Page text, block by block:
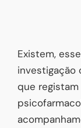
Existem,
investigação
que